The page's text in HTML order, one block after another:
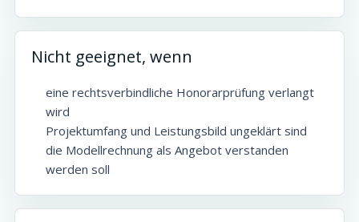
Nicht geeignet, wenn
eine rechtsverbindliche Honorarprüfung verlangt
wird
Projektumfang und Leistungsbild ungeklärt sind
die Modellrechnung als Angebot verstanden
werden soll